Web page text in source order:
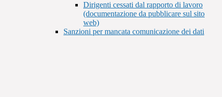
Dirigenti cessati dal rapporto di lavoro
(documentazione da pubblicare sul sito
web)
Sanzioni per mancata comunicazione dei dati